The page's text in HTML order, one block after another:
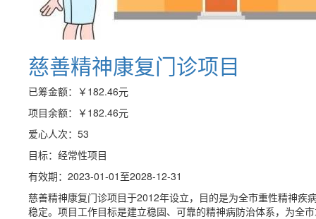
慈善精神康复门诊项目
已筹金额： ￥182.46元
项目余额： ￥182.46元
爱心人次：53
目标：经常性项目
有效期：2023-01-01至2028-12-31
慈善精神康复门诊项目于2012年设立，目的是为全市重性精神
稳定。项目工作目标是建立稳固、可靠的精神病防治体系，为全